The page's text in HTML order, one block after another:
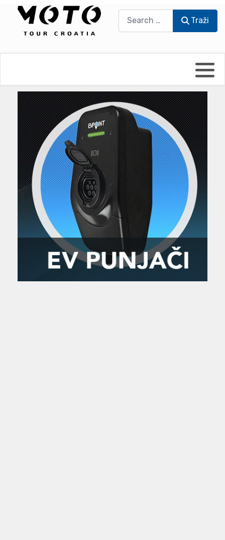
Traži
UmPaDrum
Moto servisi
Impressum
Damir Žerić - ELPASSO
Dario Dinter - Moto TOZ
Igor Kreč - UmPaDrum
Igor Kukec Brmbi
Slaven Gajdek
MTC - Moto Tour Croatia
Moto putopisi
Vikend vožnje
Zanimljivost
Najave i noviteti